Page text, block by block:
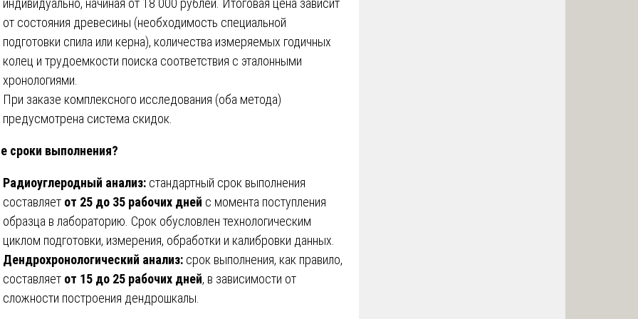
индивидуально, начиная от 18 000 рублей. Итоговая цена зависит
от состояния древесины (необходимость специальной
подготовки спила или керна), количества измеряемых годичных
колец и трудоемкости поиска соответствия с эталонными
хронологиями.
При заказе комплексного исследования (оба метода)
предусмотрена система скидок.
сроки выполнения?
Радиоуглеродный анализ: стандартный срок выполнения
составляет от 25 до 35 рабочих дней с момента поступления
образца в лабораторию. Срок обусловлен технологическим
циклом подготовки, измерения, обработки и калибровки данных.
Дендрохронологический анализ: срок выполнения, как правило,
составляет от 15 до 25 рабочих дней, в зависимости от
сложности построения дендрошкалы.